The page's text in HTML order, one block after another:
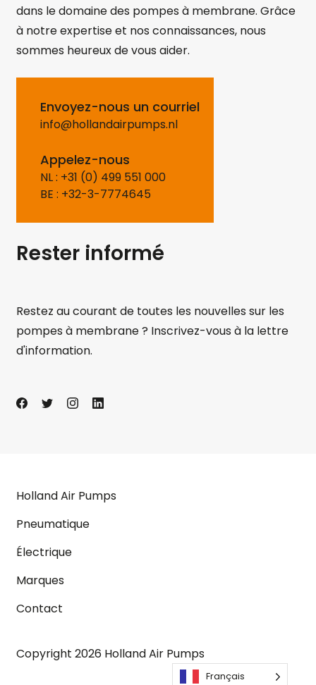
dans le domaine des pompes à membrane. Grâce
à notre expertise et nos connaissances, nous
sommes heureux de vous aider.
Envoyez-nous un courriel
info@hollandairpumps.nl
Appelez-nous
NL : +31 (0) 499 551 000
BE : +32-3-7774645
Rester informé
Restez au courant de toutes les nouvelles sur les
pompes à membrane ? Inscrivez-vous à la lettre
d'information.
Copyright 2026 Holland Air Pumps
Holland Air Pumps
Pneumatique
Électrique
Marques
Contact
Français